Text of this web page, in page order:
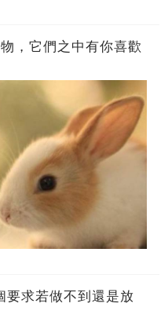
，它們之中有你喜歡
要求若做不到還是放